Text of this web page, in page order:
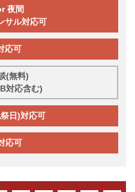
夜間
サル対応可
応可
(無料)
対応含む)
日)対応可
応可